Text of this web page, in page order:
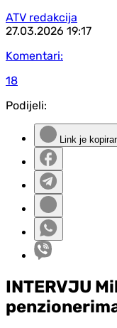
ATV redakcija
27.03.2026 19:17
Komentari:
18
Podijeli:
Link je
INTERVJU